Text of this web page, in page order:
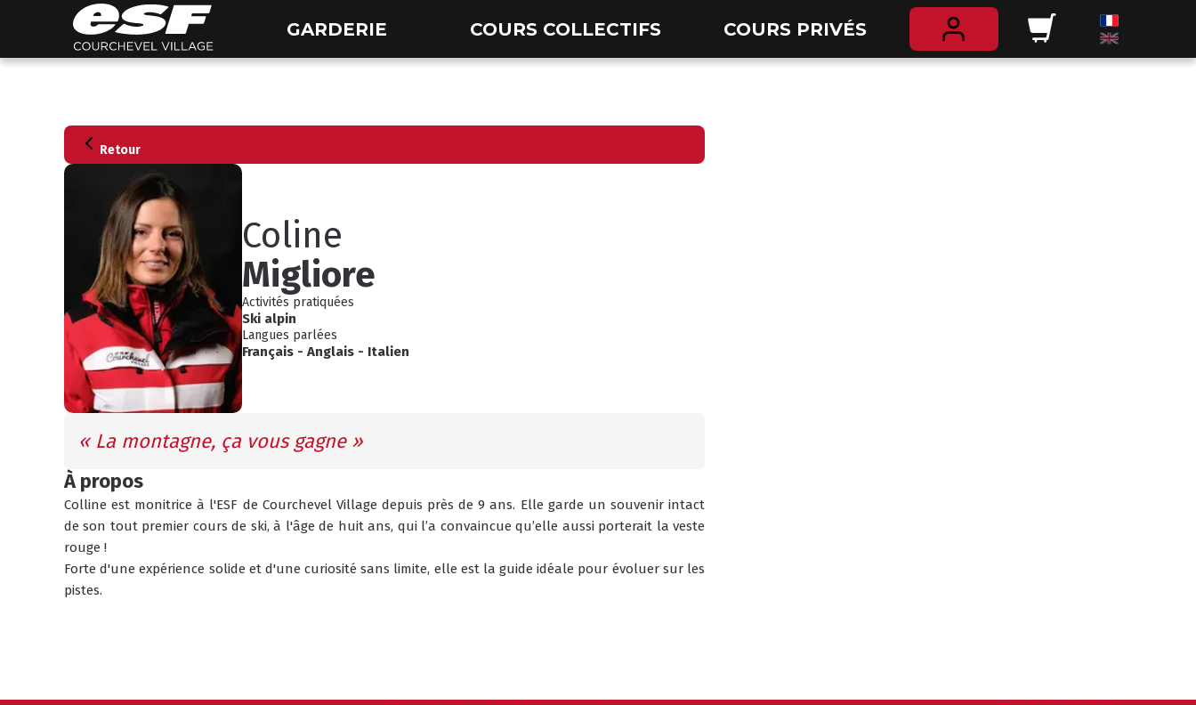
GARDERIE COURS COLLECTIFS COURS PRIVÉS
Retour
Coline
Migliore
Activités pratiquées
Ski alpin
Langues parlées
Français - Anglais - Italien
« La montagne, ça vous gagne »
À propos
Colline est monitrice à l'ESF de Courchevel Village depuis près de 9 ans. Elle garde un souvenir intact
de son tout premier cours de ski, à l'âge de huit ans, qui l’a convaincue qu’elle aussi porterait la veste
rouge !
Forte d'une expérience solide et d'une curiosité sans limite, elle est la guide idéale pour évoluer sur les
pistes.